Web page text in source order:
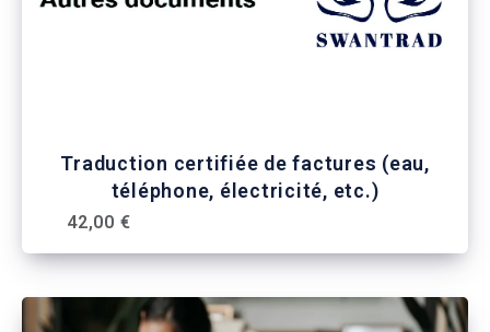
Traduction certifiée de factures (eau,
téléphone, électricité, etc.)
42,00 €